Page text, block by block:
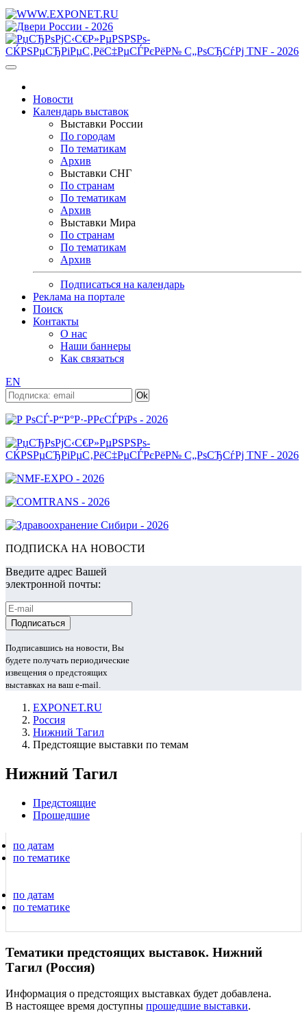
Новости
Календарь выставок
Выставки России
По городам
По тематикам
Архив
Выставки СНГ
По странам
По тематикам
Архив
Выставки Мира
По странам
По тематикам
Архив
Подписаться на календарь
Реклама на портале
Поиск
Контакты
О нас
Наши баннеры
Как связаться
EN
ПОДПИСКА НА НОВОСТИ
Введите адрес Вашей
электронной почты:
Подписавшись на новости, Вы
будете получать периодические
извещения о предстоящих
выставках на ваш e-mail.
EXPONET.RU
Россия
Нижний Тагил
Предстоящие выставки по темам
Нижний Тагил
Предстоящие
Прошедшие
по датам
по тематике
по датам
по тематике
Тематики предстоящих выставок. Нижний
Тагил (Россия)
Информация о предстоящих выставках будет добавлена.
В настоящее время доступны прошедшие выставки.